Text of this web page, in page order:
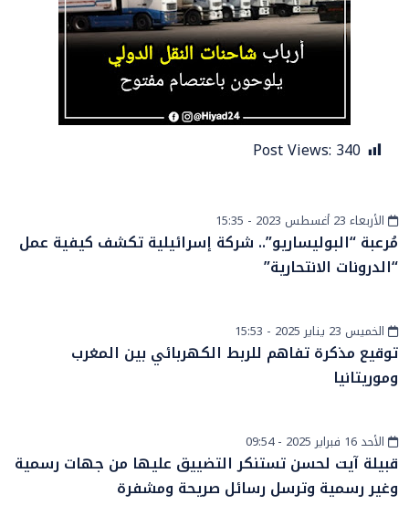
Post Views: 340
المزيد
الأربعاء 23 أغسطس 2023 - 15:35
مُرعبة “البوليساريو”.. شركة إسرائيلية تكشف كيفية عمل
“الدرونات الانتحارية”
إقتصاد
الخميس 23 يناير 2025 - 15:53
توقيع مذكرة تفاهم للربط الكهربائي بين المغرب
وموريتانيا
أخبار الصحراءالأحد 16 فبراير 2025 - 09:54
قبيلة آيت لحسن تستنكر التضييق عليها من جهات رسمية
وغير رسمية وترسل رسائل صريحة ومشفرة